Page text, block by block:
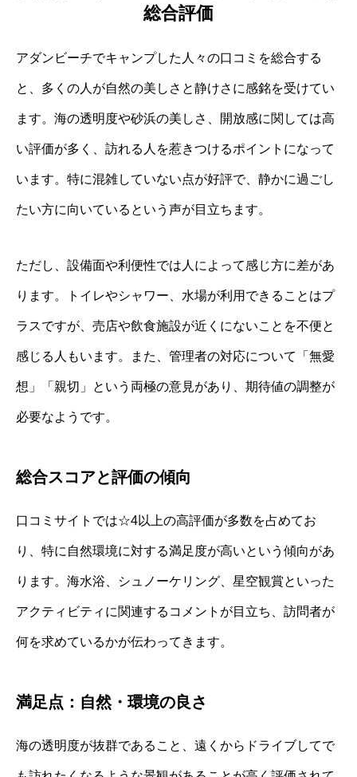
総合評価
アダンビーチでキャンプした人々の口コミを総合する
と、多くの人が自然の美しさと静けさに感銘を受けてい
ます。海の透明度や砂浜の美しさ、開放感に関しては高
い評価が多く、訪れる人を惹きつけるポイントになって
います。特に混雑していない点が好評で、静かに過ごし
たい方に向いているという声が目立ちます。
ただし、設備面や利便性では人によって感じ方に差があ
ります。トイレやシャワー、水場が利用できることはプ
ラスですが、売店や飲食施設が近くにないことを不便と
感じる人もいます。また、管理者の対応について「無愛
想」「親切」という両極の意見があり、期待値の調整が
必要なようです。
総合スコアと評価の傾向
口コミサイトでは☆4以上の高評価が多数を占めてお
り、特に自然環境に対する満足度が高いという傾向があ
ります。海水浴、シュノーケリング、星空観賞といった
アクティビティに関連するコメントが目立ち、訪問者が
何を求めているかが伝わってきます。
満足点：自然・環境の良さ
海の透明度が抜群であること、遠くからドライブしてで